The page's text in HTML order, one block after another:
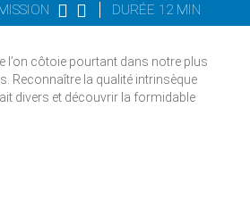
DURÉE 12 MIN
l’on côtoie pourtant dans notre plus
Reconnaître la qualité intrinsèque
divers et découvrir la formidable